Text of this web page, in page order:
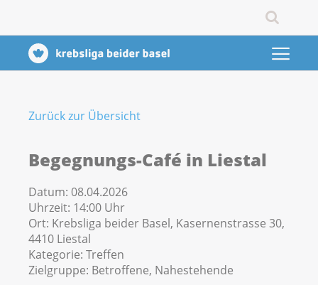
Zurück zur Übersicht
Begegnungs-Café in Liestal
Datum: 08.04.2026
Uhrzeit: 14:00 Uhr
Ort: Krebsliga beider Basel, Kasernenstrasse 30,
4410 Liestal
Kategorie: Treffen
Zielgruppe: Betroffene, Nahestehende